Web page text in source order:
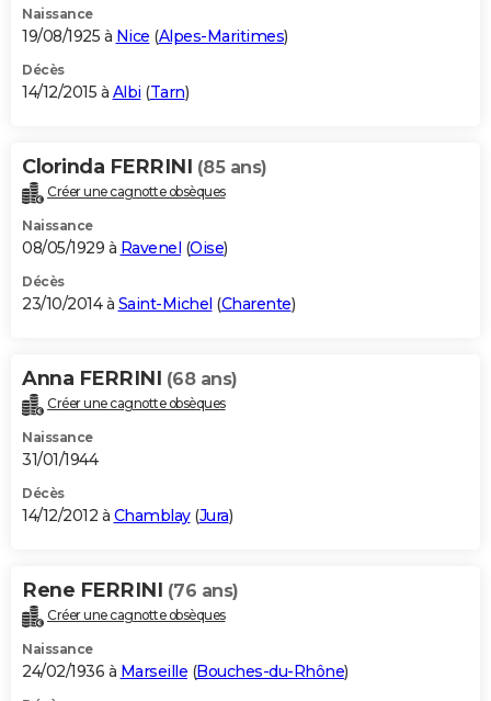
Naissance
19/08/1925 à Nice (Alpes-Maritimes)
Décès
14/12/2015 à Albi (Tarn)
Clorinda FERRINI (85 ans)
Créer une cagnotte obsèques
Naissance
08/05/1929 à Ravenel (Oise)
Décès
23/10/2014 à Saint-Michel (Charente)
Anna FERRINI (68 ans)
Créer une cagnotte obsèques
Naissance
31/01/1944
Décès
14/12/2012 à Chamblay(Jura)
Rene FERRINI (76 ans)
Créer une cagnotte obsèques
Naissance
24/02/1936 à Marseille (Bouches-du-Rhône)